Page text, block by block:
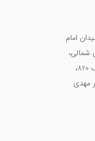
امام
قبل از بلوار مرزبانان، پلاک 820،
مهدی